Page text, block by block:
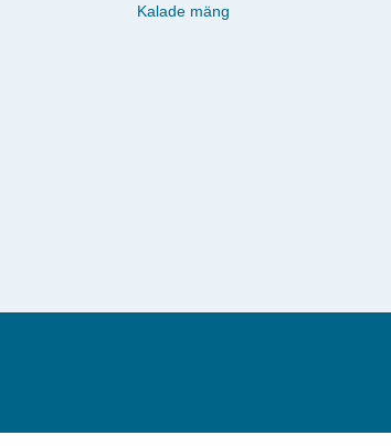
Kalade mäng